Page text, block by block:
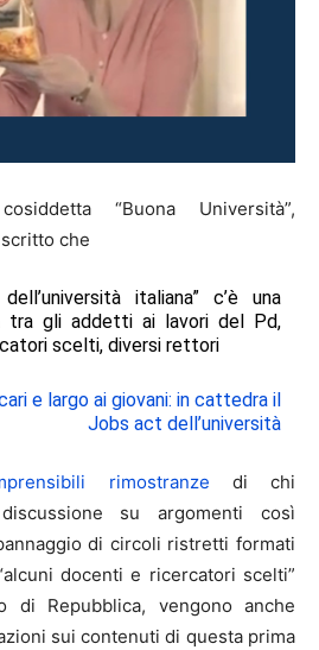
“Buona Università”,
che
italiana” c’è una
tra gli addetti ai lavori del Pd,
scelti, diversi rettori
e largo ai giovani: in cattedra il
Jobs act dell’università
rimostranze di chi
su argomenti così
di circoli ristretti formati
docenti e ricercatori scelti”
di Repubblica, vengono anche
sui contenuti di questa prima